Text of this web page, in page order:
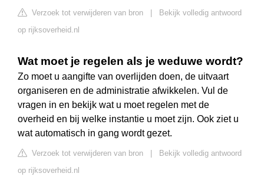
Verzoek tot verwijderen van bron
Bekijk volledig antwoord
op rijksoverheid.nl
Wat moet je regelen als je weduwe wordt?
Zo moet u aangifte van overlijden doen, de uitvaart
organiseren en de administratie afwikkelen. Vul de
vragen in en bekijk wat u moet regelen met de
overheid en bij welke instantie u moet zijn. Ook ziet u
wat automatisch in gang wordt gezet.
Verzoek tot verwijderen van bron
Bekijk volledig antwoord
op rijksoverheid.nl